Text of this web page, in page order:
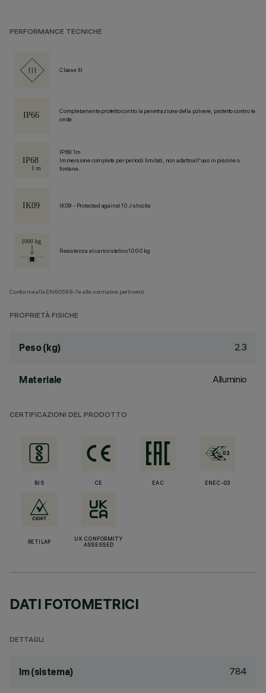
PERFORMANCE TECNICHE
Classe III
Completamente protetto contro la penetrazione della polvere, protetto contro le
onde.
IP68 1m
Immersione completa per periodi limitati, non adatto all'uso in piscine o
fontane.
IK09 - Protected against 10 J shocks
Resistenza al carico statico 1000 kg
Conforme alla EN60598-1 e alle normative pertinenti.
PROPRIETÀ FISICHE
Peso (kg) 2.3
Materiale Alluminio
CERTIFICAZIONI DEL PRODOTTO
BIS CE EAC ENEC-03
RETILAP
UK CONFORMITY
ASSESSED
DATI FOTOMETRICI
DETTAGLI
lm (sistema) 784